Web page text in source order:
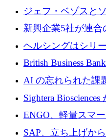
ーズ B に参加し、
ジェフ・ベゾスと
5,000万ドルの資金
新興企業5社が連
センサーをEUのク
ヘルシングはシリ
ウーバーはデリバ
銀行を立ち上げる
British Business
2,500 万ユーロの
AI の忘れられた課
プを実現: カメラロ
Sightera
ットフォームを拡
のプレシードをクロ
ENGO、軽量スマ
進歩のために510
SAP、立ち上げか